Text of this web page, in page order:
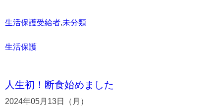
生活保護受給者,未分類
生活保護
人生初！断食始めました
2024年05月13日（月）